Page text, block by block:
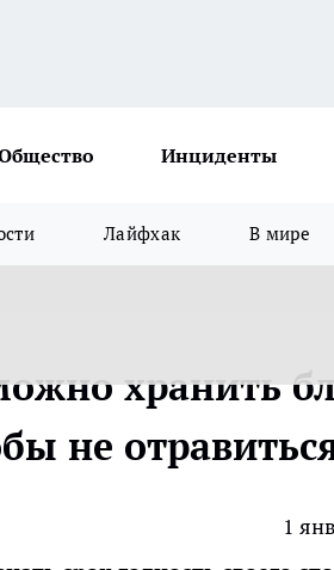
Инциденты
Лайфхак В мире
хранить
не
1